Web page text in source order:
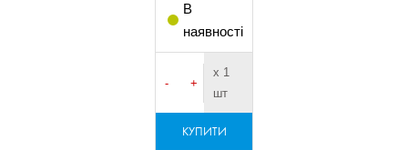
В
наявності
- +
х 1
шт
КУПИТИ